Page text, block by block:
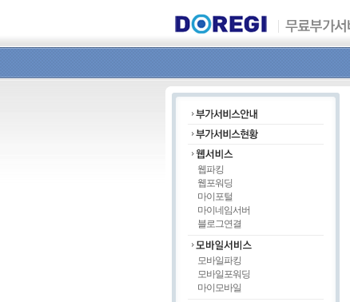
웹파킹
웹포워딩
마이포털
마이네임서버
블로그연결
모바일파킹
모바일포워딩
마이모바일